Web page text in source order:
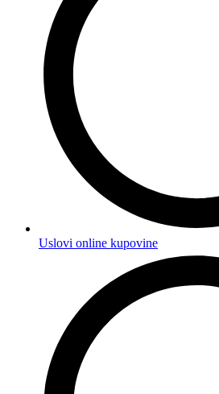
Uslovi online kupovine